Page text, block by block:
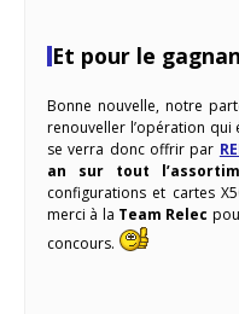
Et pour le
Bonne nouvelle, notre
renouveller l’opération qui
se verra donc offrir par
an sur tout
configurations et cartes
merci à la Team Relec
concours.